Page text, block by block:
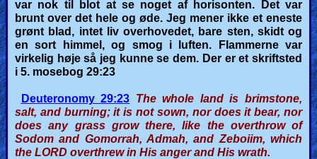
var nok til blot at se noget af horisonten. Det var
brunt over det hele og øde. Jeg mener ikke et eneste
grønt blad, intet liv overhovedet, bare sten, skidt og
en sort himmel, og smog i luften. Flammerne var
virkelig høje så jeg kunne se dem. Der er et skriftsted
i 5. mosebog 29:23
Deuteronomy 29:23 The whole land is brimstone,
salt, and burning; it is not sown, nor does it bear, nor
does any grass grow there, like the overthrow of
Sodom and Gomorrah, Admah, and Zeboiim, which
the LORD overthrew in His anger and His wrath.